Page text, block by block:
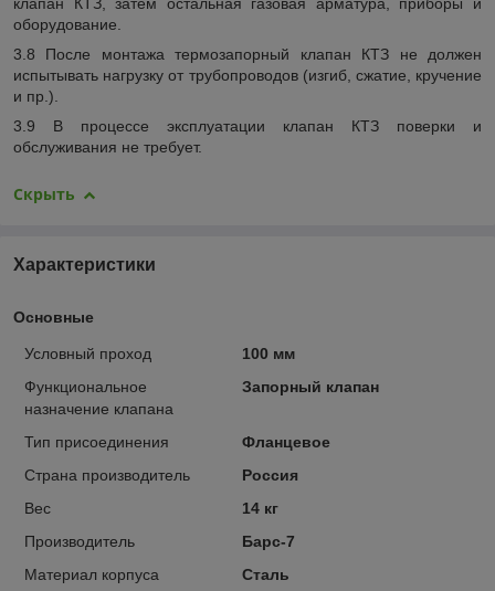
оборудование.
3.8 После монтажа термозапорный клапан КТЗ не должен
испытывать нагрузку от трубопроводов (изгиб, сжатие, кручение
и пр.).
3.9 В процессе эксплуатации клапан КТЗ поверки и
обслуживания не требует.
Скрыть
Характеристики
Основные
Условный проход
100 мм
Функциональное
назначение клапана
Запорный клапан
Тип присоединения
Фланцевое
Страна производитель
Россия
Вес
14 кг
Производитель
Барс-7
Материал корпуса
Сталь